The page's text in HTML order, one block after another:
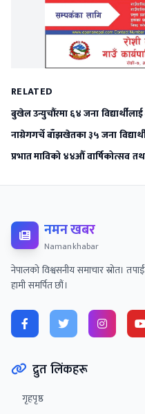
RELATED
बुखेल उन्युचौंरमा ६४ जना
नाग्रेगगर्चे बाँझखेतका ३५ जना
प्रभात माविको ४४औँ वार्षिकोत्सव
नमन खबर
Namankhabar
नेपालको विश्वसनीय समाचार स्रोत।
हामी समर्पित छौं।
द्रुत लिंकहरू
गृहपृष्ठ